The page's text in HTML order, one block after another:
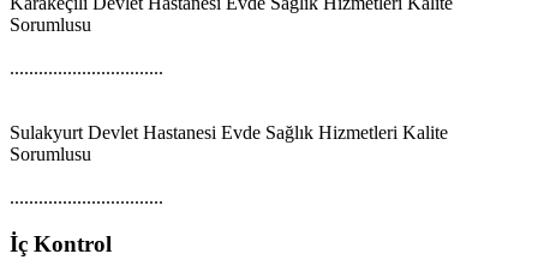
Sorumlusu
................................
Sulakyurt Devlet Hastanesi Evde Sağlık Hizmetleri Kalite
Sorumlusu
................................
İç Kontrol